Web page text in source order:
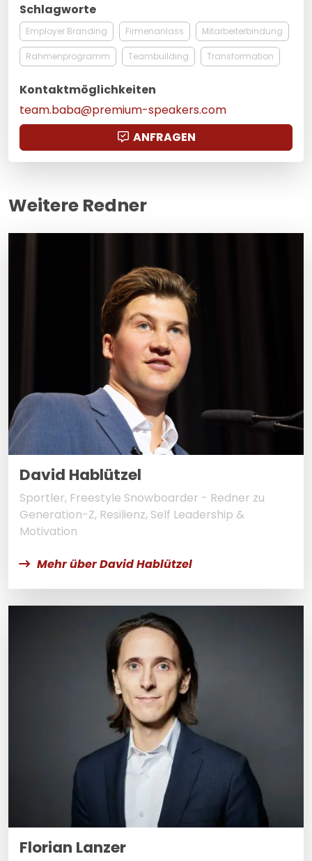
Schlagworte
Employer Branding Firmenanlass Mitarbeiterbindung
Rahmenprogramm Teambuilding Transformation
Kontaktmöglichkeiten
team.baba@premium-speakers.com
ANFRAGEN
Weitere Redner
David Hablützel
Sportler, Freestyle Snowboarder - Redner zu
Generation-Z, Resilienz, Self Leadership &
Motivation
Mehr über David Hablützel
Florian Lanzer